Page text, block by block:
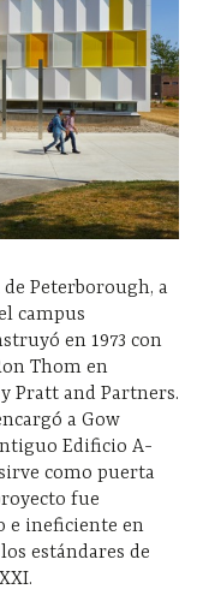
Peterborough, a
campus
en 1973 con
Thom en
Pratt and Partners.
a Gow
Edificio A-
como puerta
fue
e ineficiente en
estándares de